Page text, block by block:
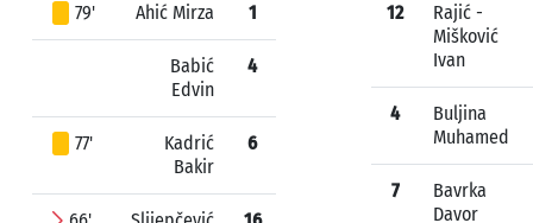
79' Ahić Mirza 1
Babić
Edvin
4
77'
Kadrić
Bakir
6
12
Rajić -
Mišković
Ivan
4
Buljina
Muhamed
7
Bavrka
Davor